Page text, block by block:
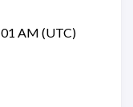
AM (UTC)